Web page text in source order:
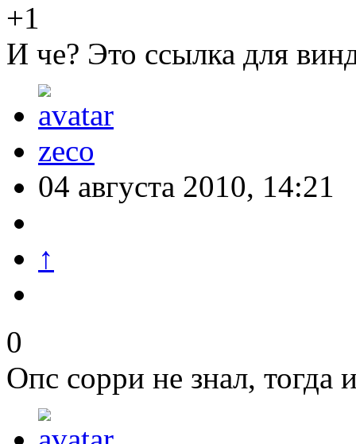
+1
И че? Это ссылка для
zeco
04 августа 2010, 14:21
↑
0
Опс сорри не знал, тогда